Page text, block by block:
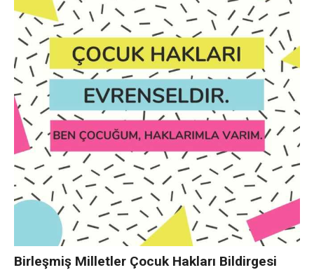
Birleşmiş Milletler Çocuk Hakları Bildirgesi